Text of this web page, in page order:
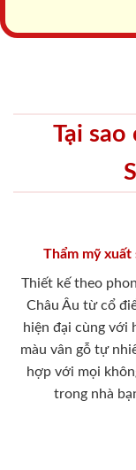
Tại
Thẩm mỹ xuất
Thiết kế theo
Châu Âu từ cổ
hiện đại cùng với
màu vân gỗ tự
hợp với mọi
trong nhà